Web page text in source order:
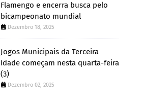
Flamengo e encerra busca pelo
bicampeonato mundial
Dezembro 18, 2025
Jogos Municipais da Terceira
Idade começam nesta quarta-feira
(3)
Dezembro 02, 2025